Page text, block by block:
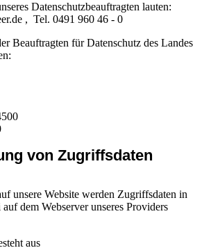
Datenschutzbeauftragten lauten:
, Tel. 0491 960 46 - 0
Beauftragten für Datenschutz des Landes
von Zugriffsdaten
unsere Website werden Zugriffsdaten in
dem Webserver unseres Providers
aus